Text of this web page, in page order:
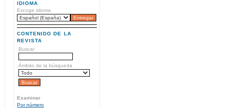
IDIOMA
Escoge idioma
CONTENIDO DE LA
REVISTA
Buscar
Ámbito de la búsqueda
Examinar
Por número